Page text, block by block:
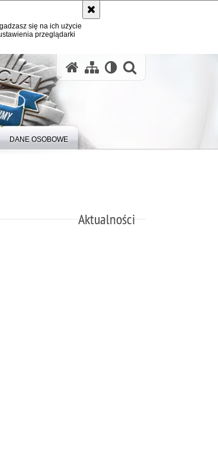
się na ich użycie
przeglądarki
DANE OSOBOWE
Aktualności